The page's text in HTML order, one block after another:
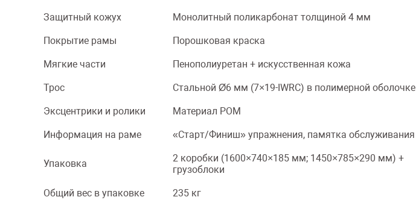
Защитный кожух Монолитный поликарбонат толщиной 4 мм
Покрытие рамы Порошковая краска
Мягкие части Пенополиуретан + искусственная кожа
Трос Стальной Ø6 мм (7×19-IWRC) в полимерной оболочке
Эксцентрики и ролики Материал POM
Информация на раме «Старт/Финиш» упражнения, памятка обслуживания
Упаковка
2 коробки (1600×740×185 мм; 1450×785×290 мм) +
грузоблоки
Общий вес в упаковке 235 кг